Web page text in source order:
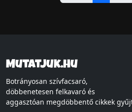
Mutatjuk.hu
Botrányosan szívfacsaró,
döbbenetesen felkavaró és
aggasztóan megdöbbentő cikkek